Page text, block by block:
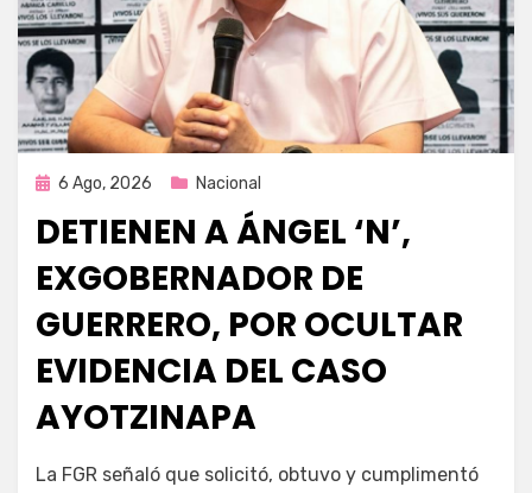
Publicada
6 Ago, 2026 Nacional
DETIENEN A ÁNGEL ‘N’,
EXGOBERNADOR DE
GUERRERO, POR OCULTAR
EVIDENCIA DEL CASO
AYOTZINAPA
porFernando Miranda Servín
La FGR señaló que solicitó, obtuvo y cumplimentó